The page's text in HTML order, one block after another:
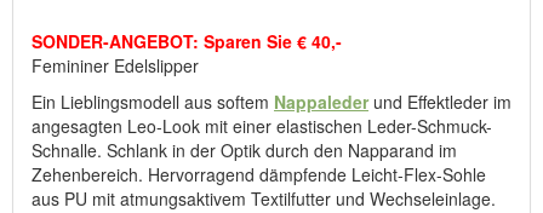
bereits vergriffen ist.
Hersteller: ComfortSchuh Handelsgesellschaft m.b.H, Pforzheimer
Straße 134, D-76275 Ettlingen, E-Mail: service@comfortschuh.de
SONDER-ANGEBOT: Sparen Sie € 40,-
Femininer Edelslipper
Ein Lieblingsmodell aus softem Nappalederund Effektleder im
angesagten Leo-Look mit einer elastischen Leder-Schmuck-
Schnalle. Schlank in der Optik durch den Napparand im
Zehenbereich. Hervorragend dämpfende Leicht-Flex-Sohle
aus PU mit atmungsaktivem Textilfutter und Wechseleinlage.